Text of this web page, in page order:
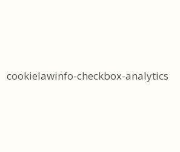
cookielawinfo-checkbox-analytics